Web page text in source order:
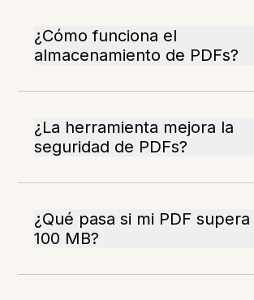
¿Cómo funciona el
almacenamiento de PDFs?
¿La herramienta mejora la
seguridad de PDFs?
¿Qué pasa si mi PDF supera
100 MB?